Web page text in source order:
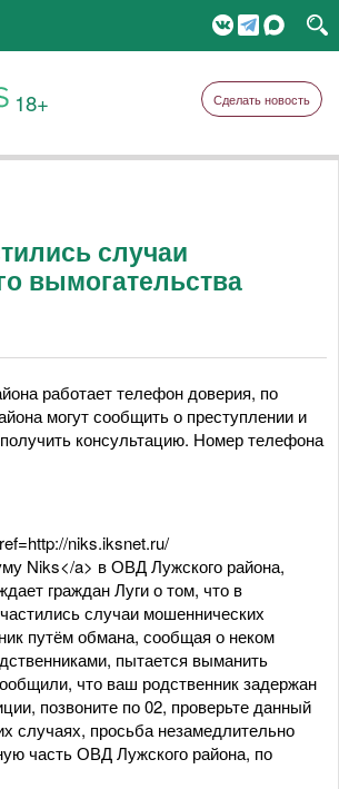
18+ Сделать новость
случаи
вымогательства
работает телефон доверия, по
могут сообщить о преступлении и
консультацию. Номер телефона
niks.iksnet.ru/
Niks</a> в ОВД Лужского района,
граждан Луги о том, что в
случаи мошеннических
путём обмана, сообщая о неком
пытается выманить
что ваш родственник задержан
позвоните по 02, проверьте данный
случаях, просьба незамедлительно
часть ОВД Лужского района, по